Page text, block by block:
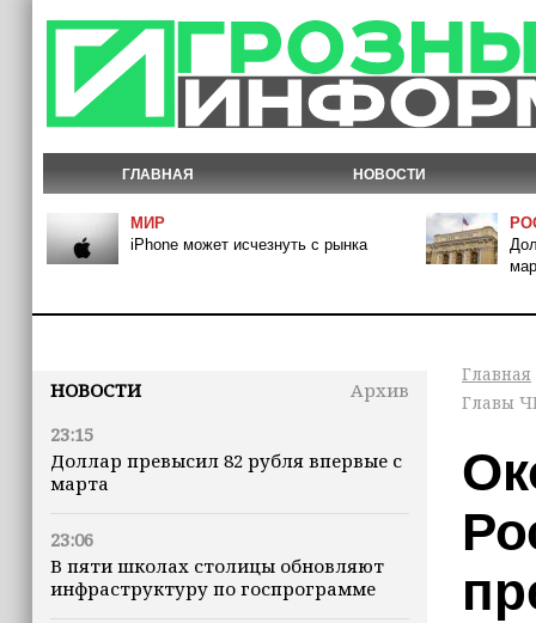
ГЛАВНАЯ НОВОСТИ
МИР
iPhone может исчезнуть с рынка
НОВОСТИ
Архив
23:15
Доллар превысил 82 рубля впервые с
марта
23:06
В пяти школах столицы обновляют
инфраструктуру по госпрограмме
Главная
Главы